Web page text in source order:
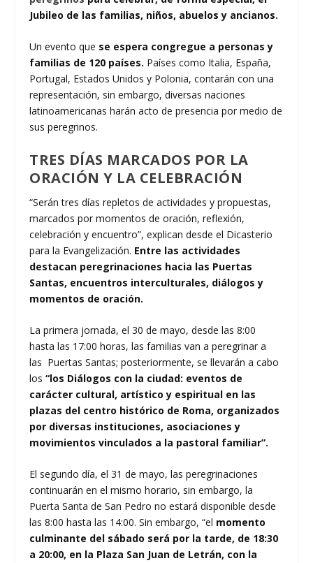
Jubileo de las familias, niños, abuelos y ancianos.
Un evento que se espera congregue a personas y
familias de 120 países. Países como Italia, España,
Portugal, Estados Unidos y Polonia, contarán con una
representación, sin embargo, diversas naciones
latinoamericanas harán acto de presencia por medio de
sus peregrinos.
TRES DÍAS MARCADOS POR LA
ORACIÓN Y LA CELEBRACIÓN
“Serán tres días repletos de actividades y propuestas,
marcados por momentos de oración, reflexión,
celebración y encuentro”, explican desde el Dicasterio
para la Evangelización. Entre las actividades
destacan peregrinaciones hacia las Puertas
Santas, encuentros interculturales, diálogos y
momentos de oración.
La primera jornada, el 30 de mayo, desde las 8:00
hasta las 17:00 horas, las familias van a peregrinar a
las Puertas Santas; posteriormente, se llevarán a cabo
los“los Diálogos con la ciudad: eventos de
carácter cultural, artístico y espiritual en las
plazas del centro histórico de Roma, organizados
por diversas instituciones, asociaciones y
movimientos vinculados a la pastoral familiar”.
El segundo día, el 31 de mayo, las peregrinaciones
continuarán en el mismo horario, sin embargo, la
Puerta Santa de San Pedro no estará disponible desde
las 8:00 hasta las 14:00. Sin embargo, “el momento
culminante del sábado será por la tarde, de 18:30
a 20:00, en la Plaza San Juan de Letrán, con la